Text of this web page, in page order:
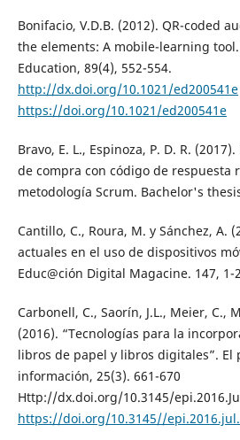
Bonifacio, V.D.B. (2012). QR-coded
the elements: A mobile-learning
Education, 89(4), 552-554.
http://dx.doi.org/10.1021/ed200541e
https://doi.org/10.1021/ed200541e
Bravo, E. L., Espinoza, P. D. R.
de compra con código de respuesta
metodología Scrum. Bachelor's
Cantillo, C., Roura, M. y Sánchez, A.
actuales en el uso de dispositivos
Educ@ción Digital Magacine. 147, 1-
Carbonell, C., Saorín, J.L., Meier, C.,
(2016). “Tecnologías para la
libros de papel y libros digitales”. El
información, 25(3). 661-670
Http://dx.doi.org/10.3145/
https://doi.org/10.3145//